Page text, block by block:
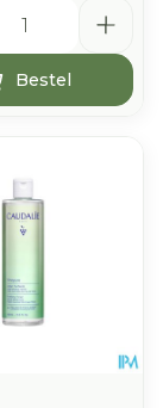
Bestel